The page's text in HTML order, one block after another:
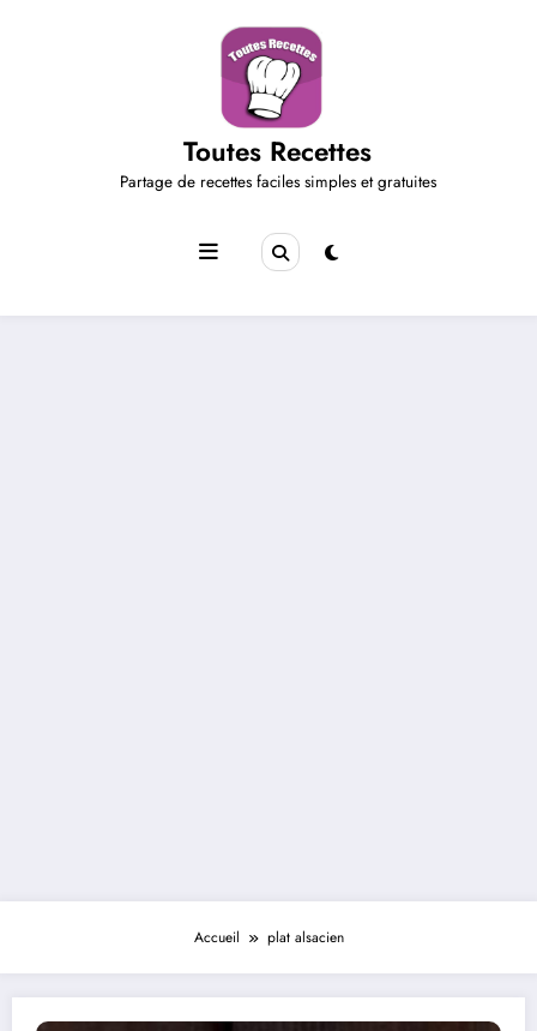
Toutes Recettes
Partage de recettes faciles simples et gratuites
Accueil plat alsacien